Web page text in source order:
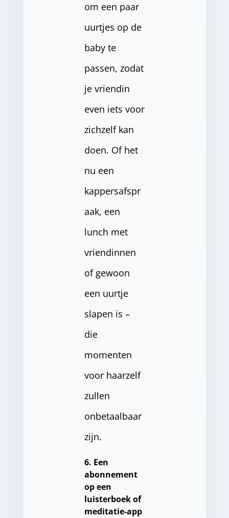
om een paar
uurtjes op de
baby te
passen, zodat
je vriendin
even iets voor
zichzelf kan
doen. Of het
nu een
kappersafspr
aak, een
lunch met
vriendinnen
of gewoon
een uurtje
slapen is –
die
momenten
voor haarzelf
zullen
onbetaalbaar
zijn.
6. Een
abonnement
op een
luisterboek of
meditatie-app